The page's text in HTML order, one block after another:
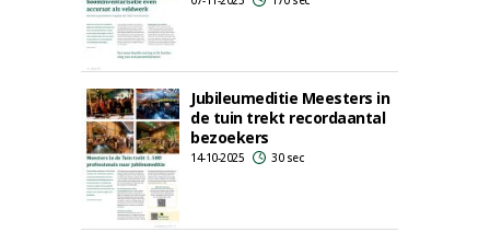
Jubileumeditie Meesters in
de tuin trekt recordaantal
bezoekers
14-10-2025 30 sec